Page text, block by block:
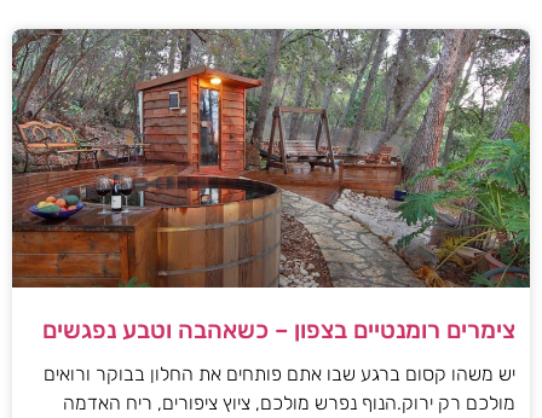
צימרים רומנטיים בצפון – כשאהבה וטבע נפגשים
יש משהו קסום ברגע שבו אתם פותחים את החלון בבוקר ורואים
מולכם רק ירוק.הנוף נפרש מולכם, ציוץ ציפורים, ריח האדמה